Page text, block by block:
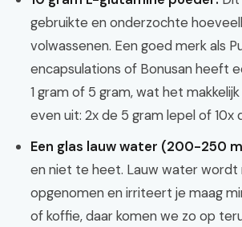
gebruikte en onderzochte
volwassenen. Een goed merk als
encapsulations of Bonusan heeft
1 gram of 5 gram, wat het
even uit: 2x de 5 gram lepel of 10x
Een glas lauw water (200-250
en niet te heet. Lauw water wordt
opgenomen en irriteert je maag
of koffie, daar komen we zo op